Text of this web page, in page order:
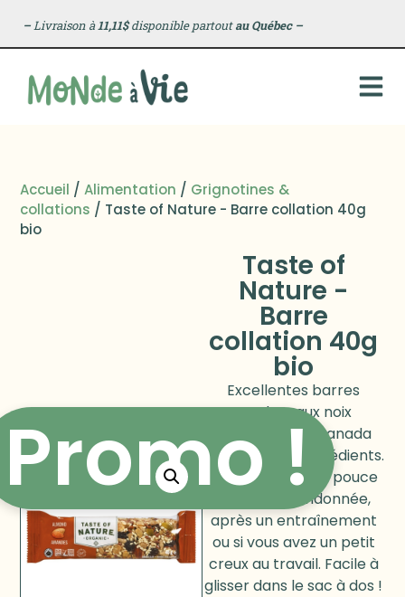
–Livraison à11,11$disponible partoutau Québec –
Accueil /Alimentation / Grignotines &
collations / Taste of Nature - Barre collation 40g
bio
Promo !
Taste of
Nature -
Barre
collation 40g
bio
Excellentes barres
tendres aux noix
fabriquées au Canada
avec de bons ingrédients.
À déguster sur le pouce
lors d’une randonnée,
après un entraînement
ou si vous avez un petit
creux au travail. Facile à
glisser dans le sac à dos !